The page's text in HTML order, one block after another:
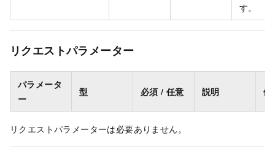
す。
リクエストパラメーター
パラメータ
ー
型 必須 / 任意 説明 例
リクエストパラメーターは必要ありません。